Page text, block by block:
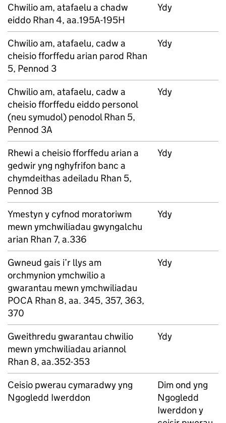
Chwilio am, atafaelu a chadw
eiddo Rhan 4, aa.195A-195H
Ydy
Chwilio am, atafaelu, cadw a
cheisio fforffedu arian parod Rhan
5, Pennod 3
Ydy
Chwilio am, atafaelu, cadw a
cheisio fforffedu eiddo personol
(neu symudol) penodol Rhan 5,
Pennod 3A
Ydy
Rhewi a cheisio fforffedu arian a
gedwir yng nghyfrifon banc a
chymdeithas adeiladu Rhan 5,
Pennod 3B
Ydy
Ymestyn y cyfnod moratoriwm
mewn ymchwiliadau gwyngalchu
arian Rhan 7, a.336
Ydy
Gwneud gais i’r llys am
orchmynion ymchwilio a
gwarantau mewn ymchwiliadau
POCA Rhan 8, aa. 345, 357, 363,
370
Ydy
Gweithredu gwarantau chwilio
mewn ymchwiliadau ariannol
Rhan 8, aa.352-353
Ydy
Ceisio pwerau cymaradwy yng
Ngogledd Iwerddon
Dim ond yng
Ngogledd
Iwerddon y